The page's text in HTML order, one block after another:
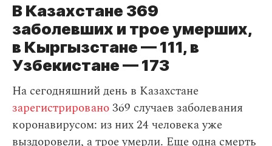
В Казахстане 369
заболевших и трое умерших,
в Кыргызстане — 111, в
Узбекистане — 173
На сегодняшний день в Казахстане
зарегистрировано369 случаев заболевания
коронавирусом: из них 24 человека уже
выздоровели, а трое умерли. Еще одна смерть